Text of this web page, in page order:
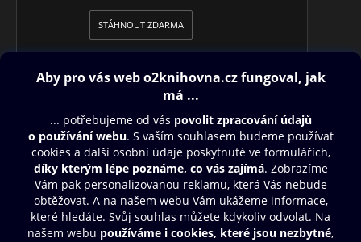
STÁHNOUT ZDARMA
Obsah ke stažení
Moje O2 Knihovna
Další zábava